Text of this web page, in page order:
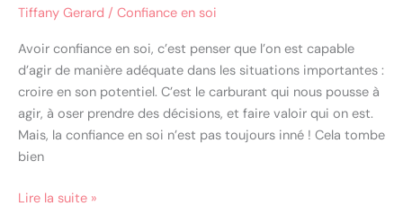
Tiffany Gerard / Confiance en soi
Avoir confiance en soi, c’est penser que l’on est capable
d’agir de manière adéquate dans les situations importantes :
croire en son potentiel. C’est le carburant qui nous pousse à
agir, à oser prendre des décisions, et faire valoir qui on est.
Mais, la confiance en soi n’est pas toujours inné ! Cela tombe
bien
Lire la suite »